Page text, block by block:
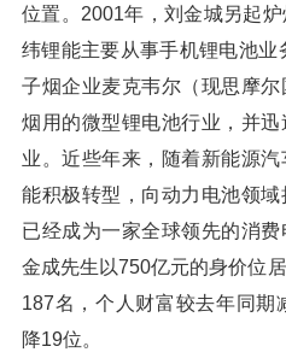
位置。2001年，刘金城另起
纬锂能主要从事手机锂电池
子烟企业麦克韦尔（现思摩
烟用的微型锂电池行业，并
业。近些年来，随着新能源
能积极转型，向动力电池领
已经成为一家全球领先的消
金成先生以750亿元的身价位
187名，个人财富较去年同期
降19位。